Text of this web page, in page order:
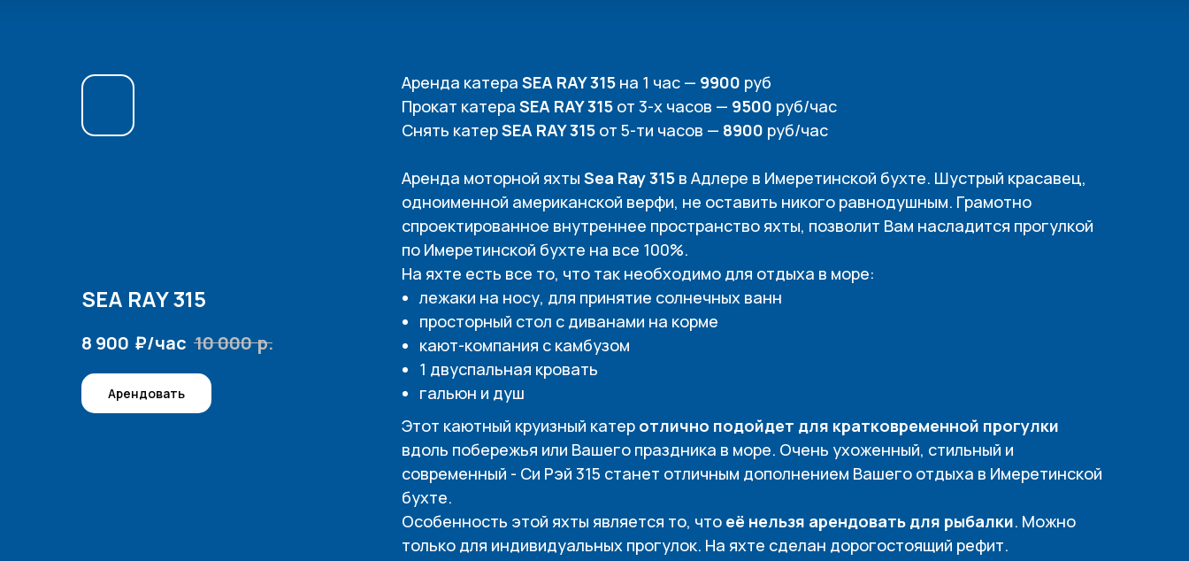
SEA RAY 315
8 900 ₽/час 10 000 р.
Арендовать
Аренда катера SEA RAY 315 на 1 час — 9900 руб
Прокат катера SEA RAY 315 от 3-х часов — 9500 руб/час
Снять катерSEA RAY 315 от 5-ти часов — 8900 руб/час
Аренда моторной яхты Sea Ray 315 в Адлере в Имеретинской бухте. Шустрый красавец,
одноименной американской верфи, не оставить никого равнодушным. Грамотно
спроектированное внутреннее пространство яхты, позволит Вам насладится прогулкой
по Имеретинской бухте на все 100%.
На яхте есть все то, что так необходимо для отдыха в море:
лежаки на носу, для принятие солнечных ванн
просторный стол с диванами на корме
кают-компания с камбузом
1 двуспальная кровать
гальюн и душ
Этот каютный круизный катер отлично подойдет для кратковременной прогулки
вдоль побережья или Вашего праздника в море. Очень ухоженный, стильный и
современный - Си Рэй 315 станет отличным дополнением Вашего отдыха в Имеретинской
бухте.
Особенность этой яхты является то, что её нельзя арендовать для рыбалки. Можно
только для индивидуальных прогулок. На яхте сделан дорогостоящий рефит.